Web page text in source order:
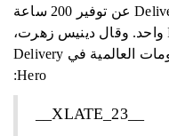
سبيل المثال، أبلغت شركة Delivery Hero عن توفير 200 ساعة
شهريًا من خلال سير عمل ITOps واحد. وقال دينيس زهرت،
مدير تقديم خدمات تكنولوجيا المعلومات العالمية في Delivery
Hero:
__XLATE_23__